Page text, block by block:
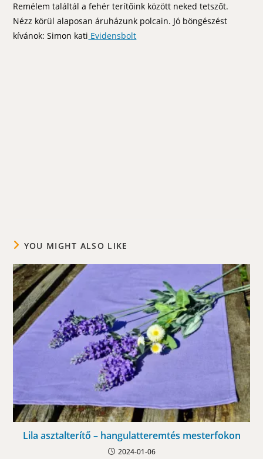
Remélem találtál a fehér terítőink között neked tetszőt.
Nézz körül alaposan áruházunk polcain. Jó böngészést
kívánok: Simon kati Evidensbolt
YOU MIGHT ALSO LIKE
Lila asztalterítő – hangulatteremtés mesterfokon
2024-01-06